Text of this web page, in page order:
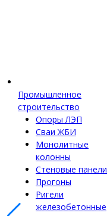
Промышленное
строительство
Опоры ЛЭП
Сваи ЖБИ
Монолитные
колонны
Стеновые панели
Прогоны
Ригели
железобетонные